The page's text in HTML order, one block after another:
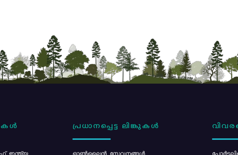
ഇന്ത്യ
പ്രധാനപ്പെട്ട ലിങ്കുകൾ
ഓൺലൈൻ സേവനങ്ങൾ